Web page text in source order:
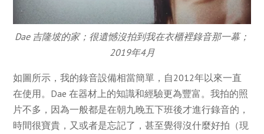
Dae 吉隆坡的家；很遺憾沒拍到我在衣櫃裡錄音那一幕；
2019年4月
如圖所示，我的錄音設備相當簡單，自2012年以來一直
在使用。Dae 在器材上的知識和經驗更為豐富。我拍的照
片不多，因為一般都是在朝九晚五下班後才進行錄音的，
時間很寶貴，又或者是忘記了，甚至覺得沒什麼好拍（現